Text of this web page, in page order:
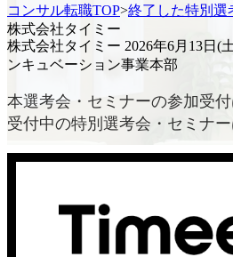
コンサル転職TOP>終了した特別選
株式会社タイミー
株式会社タイミー 2026年6月13日(
ンキュベーション事業本部
本選考会・セミナーの参加受付
受付中の特別選考会・セミナ